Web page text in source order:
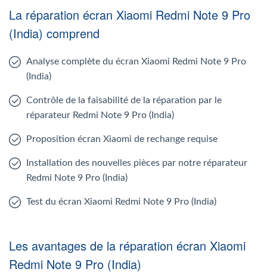
La réparation écran Xiaomi Redmi Note 9 Pro
(India) comprend
Analyse complète du écran Xiaomi Redmi Note 9 Pro
(India)
Contrôle de la faisabilité de la réparation par le
réparateur Redmi Note 9 Pro (India)
Proposition écran Xiaomi de rechange requise
Installation des nouvelles pièces par notre réparateur
Redmi Note 9 Pro (India)
Test du écran Xiaomi Redmi Note 9 Pro (India)
Les avantages de la réparation écran Xiaomi
Redmi Note 9 Pro (India)